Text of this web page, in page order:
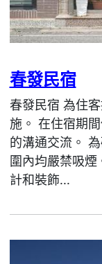
春發民宿
春發民宿 為住
施。 在住宿期
的溝通交流。
圍內均嚴禁吸
計和裝飾...